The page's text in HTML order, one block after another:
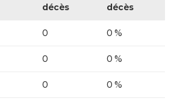
décès
décès
0 0 %
0 0 %
0 0 %